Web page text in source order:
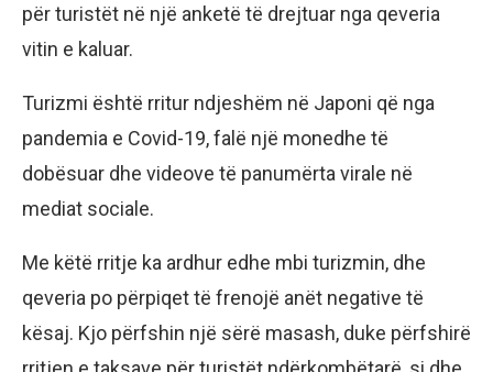
për turistët në një anketë të drejtuar nga qeveria
vitin e kaluar.
Turizmi është rritur ndjeshëm në Japoni që nga
pandemia e Covid-19, falë një monedhe të
dobësuar dhe videove të panumërta virale në
mediat sociale.
Me këtë rritje ka ardhur edhe mbi turizmin, dhe
qeveria po përpiqet të frenojë anët negative të
kësaj. Kjo përfshin një sërë masash, duke përfshirë